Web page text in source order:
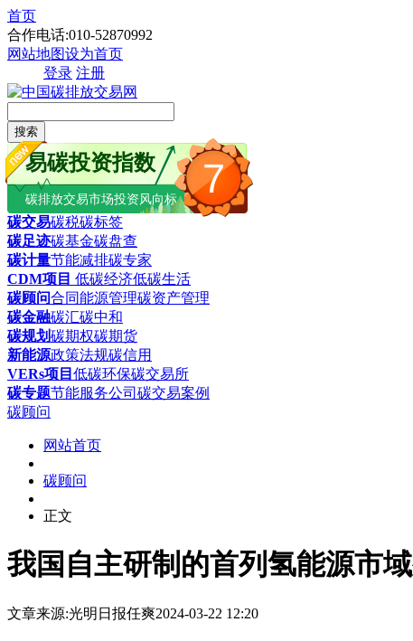
首页
合作电话:010-52870992
网站地图设为首页
登录 注册
搜索
7
易碳投资指数
碳排放交易市场投资风向标
碳交易碳税碳标签
碳足迹碳基金碳盘查
碳计量节能减排碳专家
CDM项目 低碳经济低碳生活
碳顾问合同能源管理碳资产管理
碳金融碳汇碳中和
碳规划碳期权碳期货
新能源政策法规碳信用
VERs项目 低碳环保碳交易所
碳专题节能服务公司 碳交易案例
碳顾问
网站首页
碳顾问
正文
我国自主研制的首列氢能源市
文章来源:光明日报任爽2024-03-22 12:20